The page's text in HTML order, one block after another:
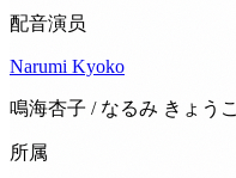
配音演员
Narumi Kyoko
鳴海杏子 / なるみ きょうこ
所属